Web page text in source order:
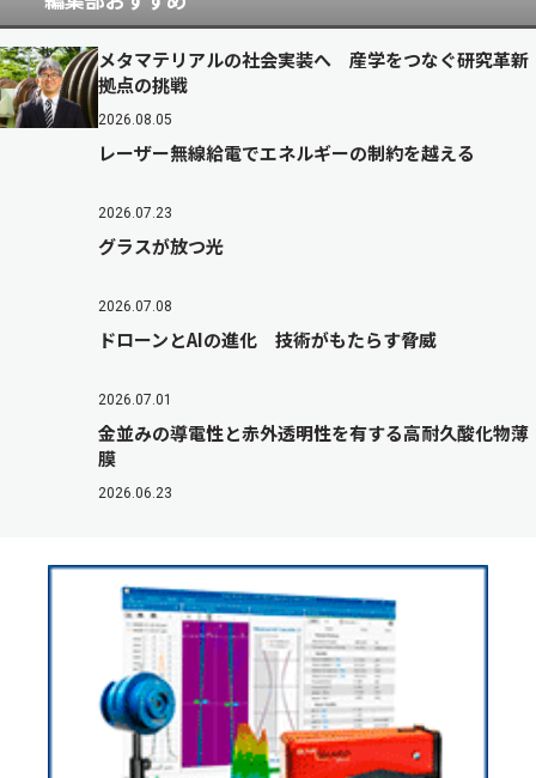
メタマテリアルの社会実装へ 産学をつなぐ研究革新
拠点の挑戦
2026.08.05
レーザー無線給電でエネルギーの制約を越える
2026.07.23
グラスが放つ光
2026.07.08
ドローンとAIの進化 技術がもたらす脅威
2026.07.01
金並みの導電性と赤外透明性を有する高耐久酸化物薄
膜
2026.06.23